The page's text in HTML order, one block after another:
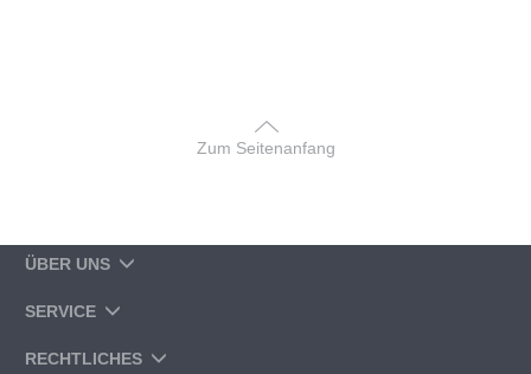
Zum Seitenanfang
ÜBER UNS
SERVICE
RECHTLICHES